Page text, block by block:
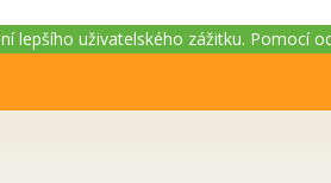
lepšího uživatelského zážitku. Pomocí